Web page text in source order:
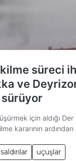
saldırılar uçuşlar